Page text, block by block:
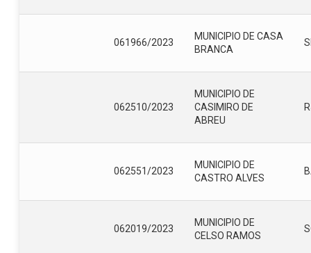
061966/2023
MUNICIPIO DE CASA
BRANCA
062510/2023
MUNICIPIO DE
CASIMIRO DE
ABREU
062551/2023
MUNICIPIO DE
CASTRO ALVES
062019/2023
MUNICIPIO DE
CELSO RAMOS